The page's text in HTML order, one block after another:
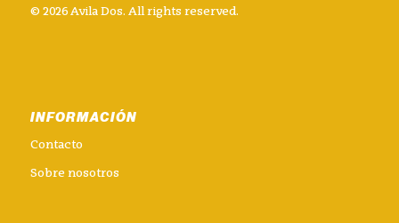
© 2026 Avila Dos. All rights reserved.
INFORMACIÓN
Contacto
Sobre nosotros